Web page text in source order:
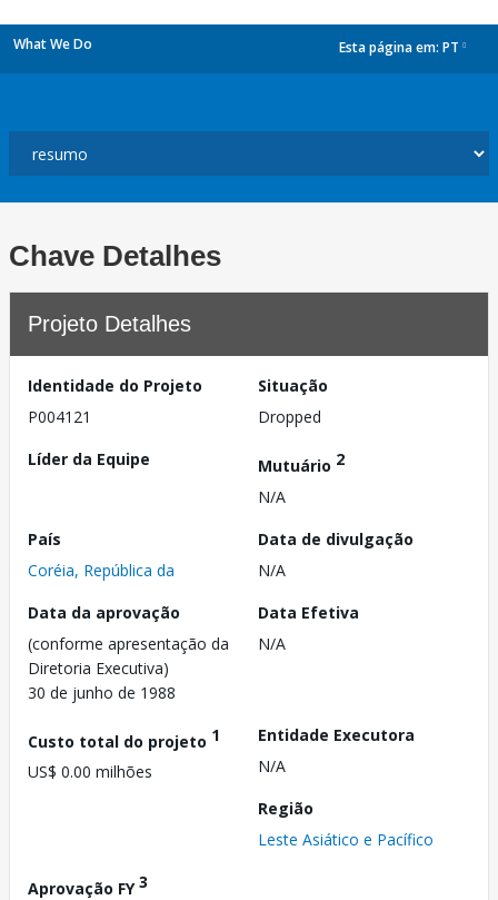
What We Do Esta página em: PT
Chave Detalhes
Projeto Detalhes
Identidade do Projeto
P004121
Situação
Dropped
Líder da Equipe
Mutuário 2
N/A
País
Coréia, República da
Data de divulgação
N/A
Data da aprovação
(conforme apresentação da
Diretoria Executiva)
30 de junho de 1988
Data Efetiva
N/A
Custo total do projeto 1
US$ 0.00 milhões
Entidade Executora
N/A
Região
Leste Asiático e Pacífico
Aprovação FY3